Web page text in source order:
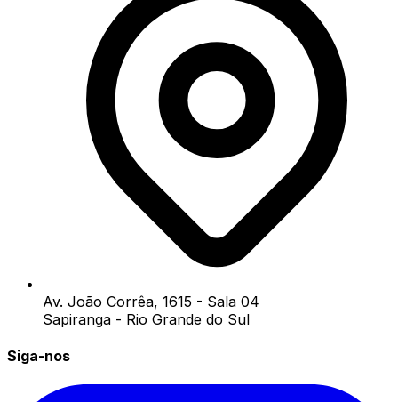
Av. João Corrêa, 1615 - Sala 04
Sapiranga - Rio Grande do Sul
Siga-nos